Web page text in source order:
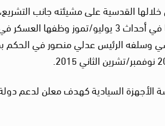
القدسية على مشيئته جانب التشريع،
فقبل أن يجر قائد الجيش الأسبق المحكمة الدستورية من ثيابها طوعا ويورطها في أحداث 3 يوليو/تموز وظفها
كان عامان قضاهما السيسي وسلفه الرئيس عدلي منصور في
الأجهزة السيادية كهدف معلن لدعم